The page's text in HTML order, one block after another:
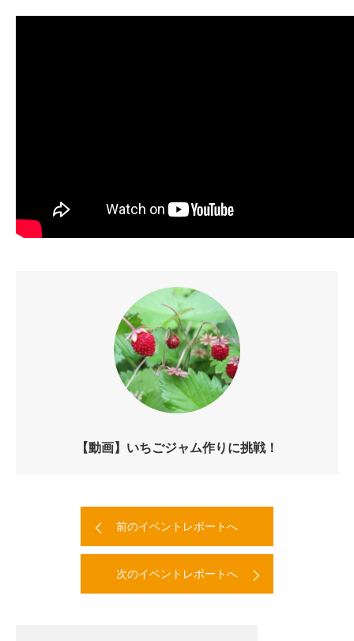
【動画】いちごジャム作りに挑戦！
前のイベントレポートへ
次のイベントレポートへ